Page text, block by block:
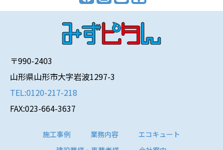
〒990-2403
山形県山形市大字岩波1297-3
TEL:0120-217-218
FAX:023-664-3637
施工事例 業務内容
エコキュート